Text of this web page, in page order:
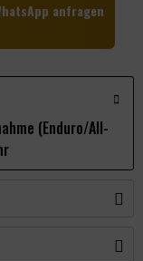
anfragen
(Enduro/All-